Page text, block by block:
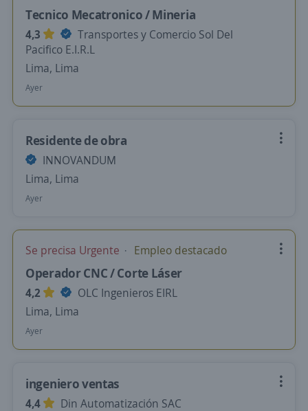
Tecnico Mecatronico / Mineria
4,3
Transportes y Comercio Sol Del
Pacifico E.I.R.L
Lima, Lima
Ayer
Residente de obra
INNOVANDUM
Lima, Lima
Ayer
Se precisa Urgente Empleo destacado
Operador CNC / Corte Láser
4,2
OLC Ingenieros EIRL
Lima, Lima
Ayer
ingeniero ventas
4,4
Din Automatización SAC